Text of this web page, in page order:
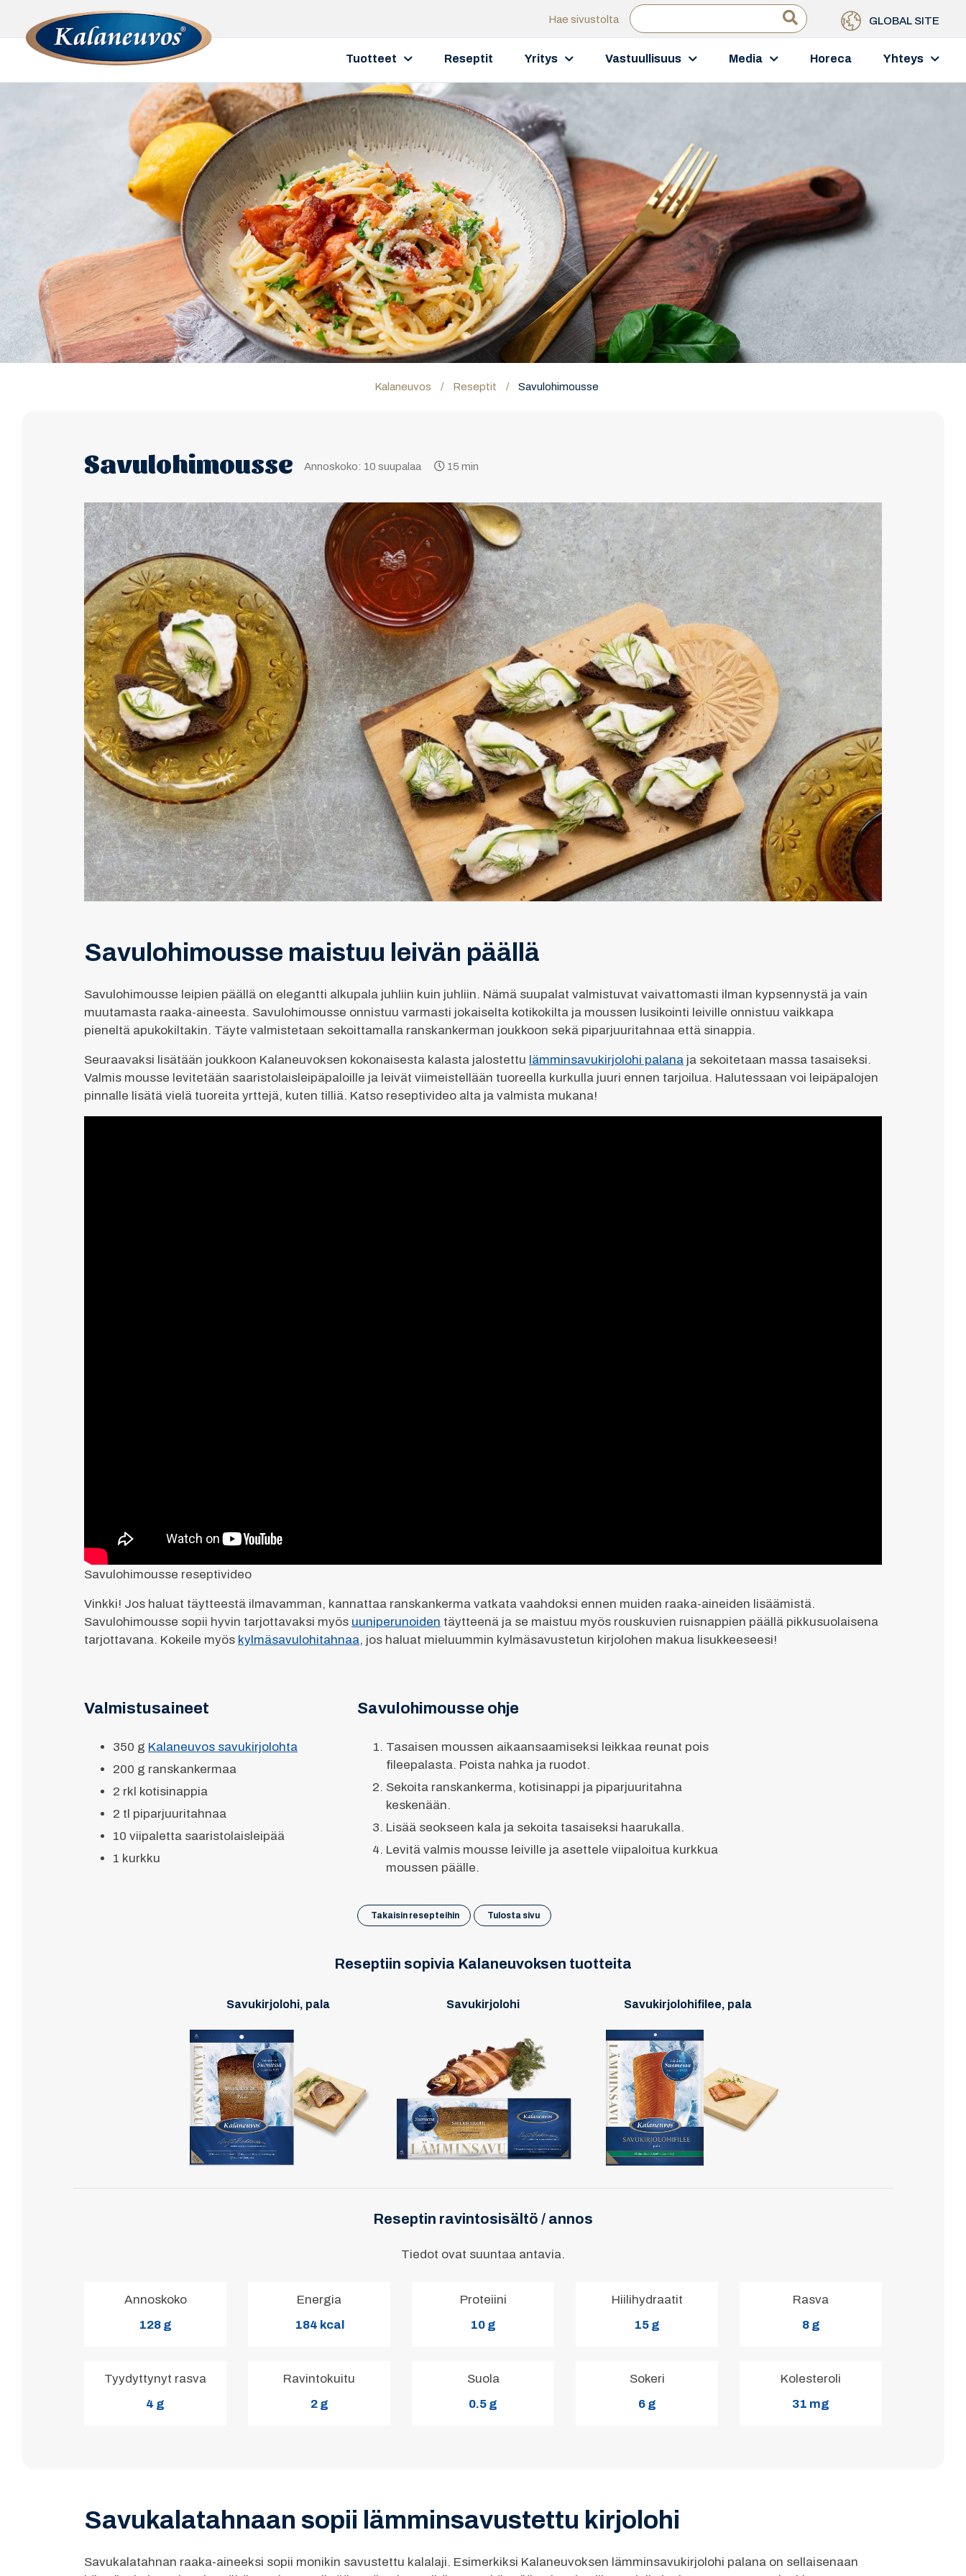
GLOBAL SITE
Hae sivustolta
Tuotteet Reseptit Yritys Vastuullisuus Media Horeca Yhteys
Kalaneuvos / Reseptit / Savulohimousse
Savulohimousse Annoskoko: 10 suupalaa 15 min
Savulohimousse maistuu leivän päällä
Savulohimousse leipien päällä on elegantti alkupala juhliin kuin juhliin. Nämä suupalat valmistuvat vaivattomasti ilman kypsennystä ja vain
muutamasta raaka-aineesta. Savulohimousse onnistuu varmasti jokaiselta kotikokilta ja moussen lusikointi leiville onnistuu vaikkapa
pieneltä apukokiltakin. Täyte valmistetaan sekoittamalla ranskankerman joukkoon sekä piparjuuritahnaa että sinappia.
Seuraavaksi lisätään joukkoon Kalaneuvoksen kokonaisesta kalasta jalostettu lämminsavukirjolohi palana ja sekoitetaan massa tasaiseksi.
Valmis mousse levitetään saaristolaisleipäpaloille ja leivät viimeistellään tuoreella kurkulla juuri ennen tarjoilua. Halutessaan voi leipäpalojen
pinnalle lisätä vielä tuoreita yrttejä, kuten tilliä. Katso reseptivideo alta ja valmista mukana!
Savulohimousse reseptivideo
Vinkki! Jos haluat täytteestä ilmavamman, kannattaa ranskankerma vatkata vaahdoksi ennen muiden raaka-aineiden lisäämistä.
Savulohimousse sopii hyvin tarjottavaksi myös uuniperunoiden täytteenä ja se maistuu myös rouskuvien ruisnappien päällä pikkusuolaisena
tarjottavana. Kokeile myös kylmäsavulohitahnaa, jos haluat mieluummin kylmäsavustetun kirjolohen makua lisukkeeseesi!
Valmistusaineet
350 g Kalaneuvos savukirjolohta
200 g ranskankermaa
2 rkl kotisinappia
2 tl piparjuuritahnaa
10 viipaletta saaristolaisleipää
1 kurkku
Savulohimousse ohje
Tasaisen moussen aikaansaamiseksi leikkaa reunat pois
fileepalasta. Poista nahka ja ruodot.
Sekoita ranskankerma, kotisinappi ja piparjuuritahna
keskenään.
Lisää seokseen kala ja sekoita tasaiseksi haarukalla.
Levitä valmis mousse leiville ja asettele viipaloitua kurkkua
moussen päälle.
Takaisin resepteihin Tulosta sivu
Reseptiin sopivia Kalaneuvoksen tuotteita
Savukirjolohi, pala Savukirjolohi Savukirjolohifilee, pala
Reseptin ravintosisältö / annos
Tiedot ovat suuntaa antavia.
Annoskoko
128 g
Energia
184 kcal
Proteiini
10 g
Hiilihydraatit
15 g
Rasva
8 g
Tyydyttynyt rasva
4 g
Ravintokuitu
2 g
Suola
0.5 g
Sokeri
6 g
Kolesteroli
31 mg
Savukalatahnaan sopii lämminsavustettu kirjolohi
Savukalatahnan raaka-aineeksi sopii monikin savustettu kalalaji. Esimerkiksi Kalaneuvoksen lämminsavukirjolohi palana on sellaisenaan